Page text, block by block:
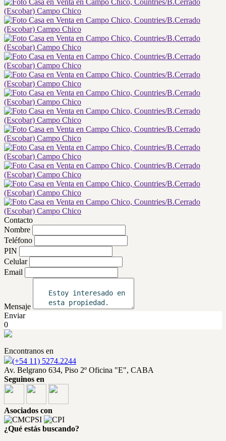
Contacto
Nombre
Teléfono
PIN
Celular
Email
Mensaje
Enviar
0
Encontranos en
(+54 11) 5274.2244
Av. Belgrano 634, Piso 2º Oficina "E", CABA
Seguinos en
Asociados con
¿Qué estás buscando?